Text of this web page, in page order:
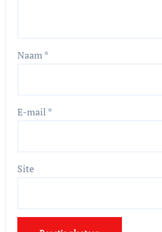
Naam*
E-mail *
Site